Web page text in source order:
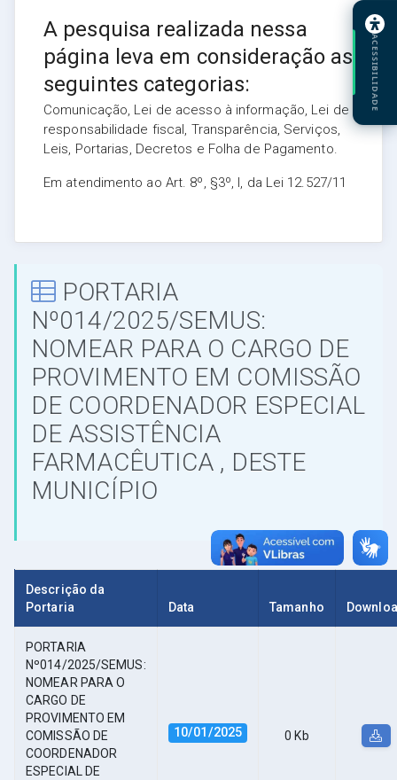
A pesquisa realizada nessa
página leva em consideração as
seguintes categorias:
Comunicação, Lei de acesso à informação, Lei de
responsabilidade fiscal, Transparência, Serviços,
Leis, Portarias, Decretos e Folha de Pagamento.
Em atendimento ao Art. 8º, §3º, I, da Lei 12.527/11
PORTARIA
Nº014/2025/SEMUS:
NOMEAR PARA O CARGO DE
PROVIMENTO EM COMISSÃO
DE COORDENADOR ESPECIAL
DE ASSISTÊNCIA
FARMACÊUTICA , DESTE
MUNICÍPIO
Descrição da
Portaria
Data Tamanho
PORTARIA
Nº014/2025/SEMUS:
NOMEAR PARA O
CARGO DE
PROVIMENTO EM
COMISSÃO DE
COORDENADOR
ESPECIAL DE
10/01/2025 0 Kb
ACESSIBILIDADE